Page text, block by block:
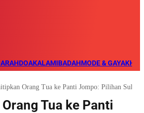
DOAKALAMIBADAHMODE & GAYA
Orang Tua ke Panti Jompo: Pilihan Sulit
Tua ke Panti